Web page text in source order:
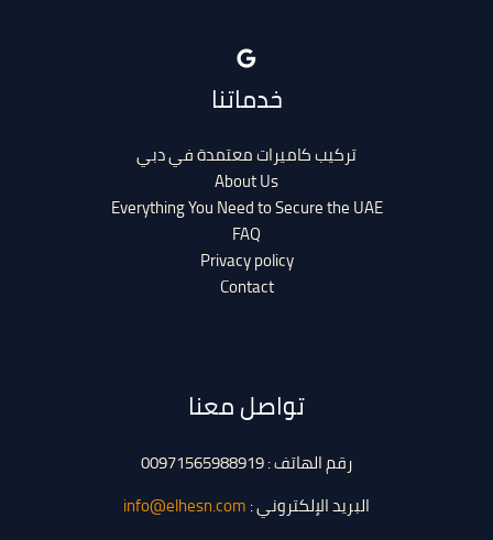
خدماتنا
تركيب كاميرات معتمدة في دبي
About Us
Everything You Need to Secure the UAE
FAQ
Privacy policy
Contact
تواصل معنا
رقم الهاتف : 00971565988919
البريد الإلكتروني :info@elhesn.com